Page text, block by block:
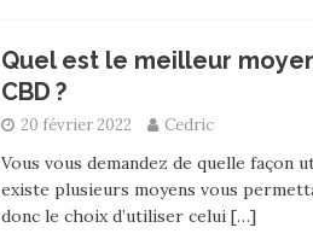
Quel est le meilleur
CBD ?
20 février 2022 Cedric
Vous vous demandez de quelle façon
existe plusieurs moyens vous
donc le choix d’utiliser celui […]